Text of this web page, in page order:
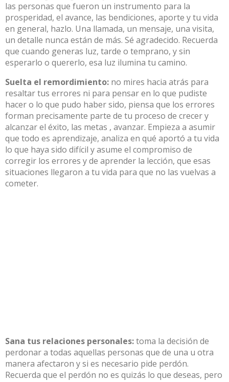
las personas que fueron un instrumento para la
prosperidad, el avance, las bendiciones, aporte y tu vida
en general, hazlo. Una llamada, un mensaje, una visita,
un detalle nunca están de más. Sé agradecido. Recuerda
que cuando generas luz, tarde o temprano, y sin
esperarlo o quererlo, esa luz ilumina tu camino.
Suelta el remordimiento: no mires hacia atrás para
resaltar tus errores ni para pensar en lo que pudiste
hacer o lo que pudo haber sido, piensa que los errores
forman precisamente parte de tu proceso de crecer y
alcanzar el éxito, las metas , avanzar. Empieza a asumir
que todo es aprendizaje, analiza en qué aportó a tu vida
lo que haya sido difícil y asume el compromiso de
corregir los errores y de aprender la lección, que esas
situaciones llegaron a tu vida para que no las vuelvas a
cometer.
Sana tus relaciones personales:toma la decisión de
perdonar a todas aquellas personas que de una u otra
manera afectaron y si es necesario pide perdón.
Recuerda que el perdón no es quizás lo que deseas, pero